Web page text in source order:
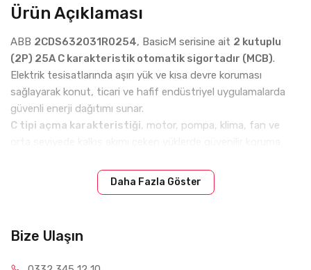
Ürün Açıklaması
ABB 2CDS632031R0254, BasicM serisine ait 2 kutuplu
(2P) 25A C karakteristik otomatik sigortadır (MCB).
Elektrik tesisatlarında aşırı yük ve kısa devre koruması
sağlayarak konut, ticari ve hafif endüstriyel uygulamalarda
güvenli enerji dağıtımı sunar.
C tipi açma karakteristiği, motor, pompa, klima, fan ve
güvenilir bir koruma çözümü sunan BasicM serisi, DIN ray
montajına uygun yapısıyla panolarda kolay kurulum imkanı
Teknik Özellikler
Daha Fazla Göster
Bize Ulaşın